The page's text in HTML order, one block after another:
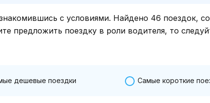
с условиями. Найдено 46 поездок, со
предложить поездку в роли водителя, то
дешевые поездки Самые короткие